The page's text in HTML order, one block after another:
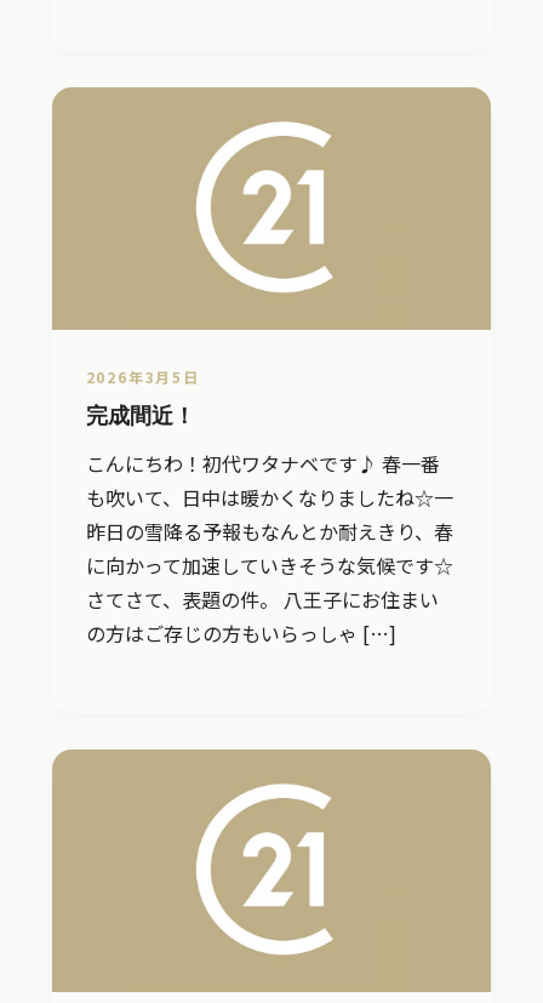
2026年3月5日
完成間近！
こんにちわ！初代ワタナベです♪ 春一番
も吹いて、日中は暖かくなりましたね☆一
昨日の雪降る予報もなんとか耐えきり、春
に向かって加速していきそうな気候です☆
さてさて、表題の件。 八王子にお住まい
の方はご存じの方もいらっしゃ […]